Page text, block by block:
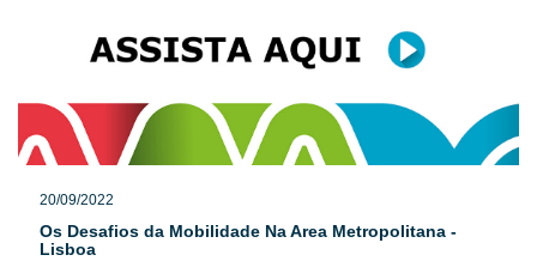
20/09/2022
Os Desafios da Mobilidade Na Area Metropolitana -
Lisboa